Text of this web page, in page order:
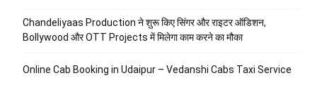
Chandeliyaas Production ने शुरू किए सिंगर और राइटर ऑडिशन,
Bollywood और OTT Projects में मिलेगा काम करने का मौका
Online Cab Booking in Udaipur – Vedanshi Cabs Taxi Service